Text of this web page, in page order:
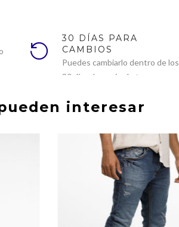
30 DÍAS PARA
CAMBIOS
Puedes cambiarlo dentro de los
30 días después de tu compra
interesar